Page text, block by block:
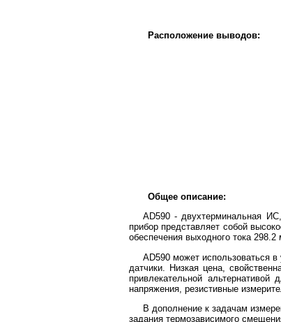
Расположение выводов:
Общее описание:
AD590 - двухтерминальная
прибор представляет собой
обеспечения выходного тока
AD590 может использоваться
датчики. Низкая цена,
привлекательной
напряжения, резистивные
В дополнение к задачам
задания термозависимого